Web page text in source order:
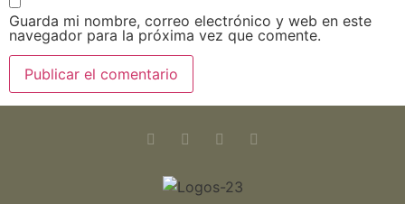
Guarda mi nombre, correo electrónico y web en este
navegador para la próxima vez que comente.